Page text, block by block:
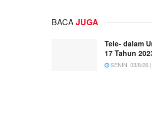
BACAJUGA
Tele- dalam
17 Tahun
SENIN, 03/8/26